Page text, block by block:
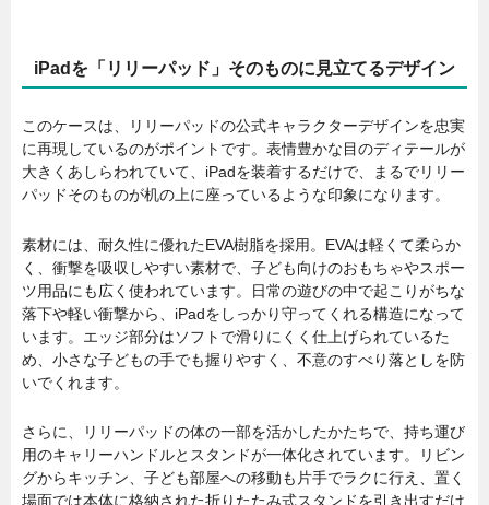
iPadを「リリーパッド」そのものに見立てるデザイン
このケースは、リリーパッドの公式キャラクターデザインを忠実
に再現しているのがポイントです。表情豊かな目のディテールが
大きくあしらわれていて、iPadを装着するだけで、まるでリリー
パッドそのものが机の上に座っているような印象になります。
素材には、耐久性に優れたEVA樹脂を採用。EVAは軽くて柔らか
く、衝撃を吸収しやすい素材で、子ども向けのおもちゃやスポー
ツ用品にも広く使われています。日常の遊びの中で起こりがちな
落下や軽い衝撃から、iPadをしっかり守ってくれる構造になって
います。エッジ部分はソフトで滑りにくく仕上げられているた
め、小さな子どもの手でも握りやすく、不意のすべり落としを防
いでくれます。
さらに、リリーパッドの体の一部を活かしたかたちで、持ち運び
用のキャリーハンドルとスタンドが一体化されています。リビン
グからキッチン、子ども部屋への移動も片手でラクに行え、置く
場面では本体に格納された折りたたみ式スタンドを引き出すだけ